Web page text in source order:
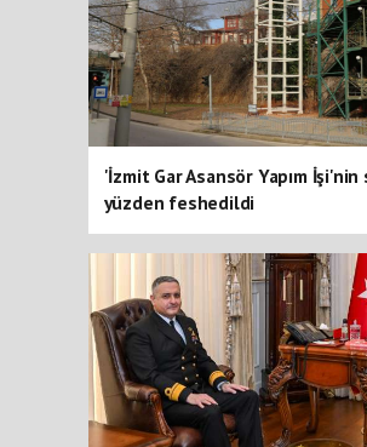
'İzmit Gar Asansör Yapım
yüzden feshedildi